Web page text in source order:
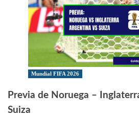
Mundial FIFA 2026
Previa de Noruega –
Suiza